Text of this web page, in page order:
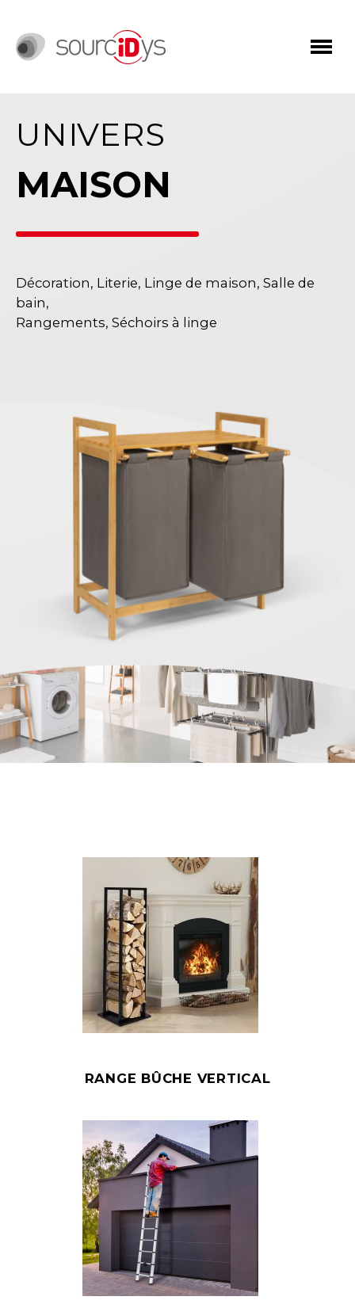
UNIVERS
MAISON
Décoration, Literie, Linge de maison, Salle de
bain,
Rangements, Séchoirs à linge
RANGE BÛCHE VERTICAL